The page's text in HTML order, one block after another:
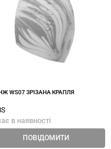
WS07 ЗРІЗАНА КРАПЛЯ
в наявності
ПОВІДОМИТИ